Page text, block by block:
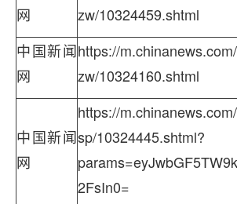
网
zw/10324459.shtml
中国新闻
网
https://
zw/10324160.shtml
中国新闻
网
https://
sp/10324445.shtml?
2FsIn0=